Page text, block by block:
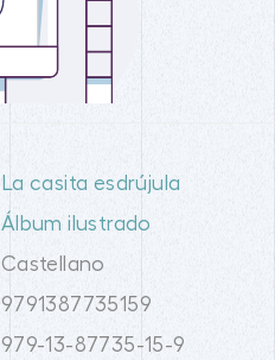
La casita esdrújula
Álbum ilustrado
Castellano
9791387735159
979-13-87735-15-9